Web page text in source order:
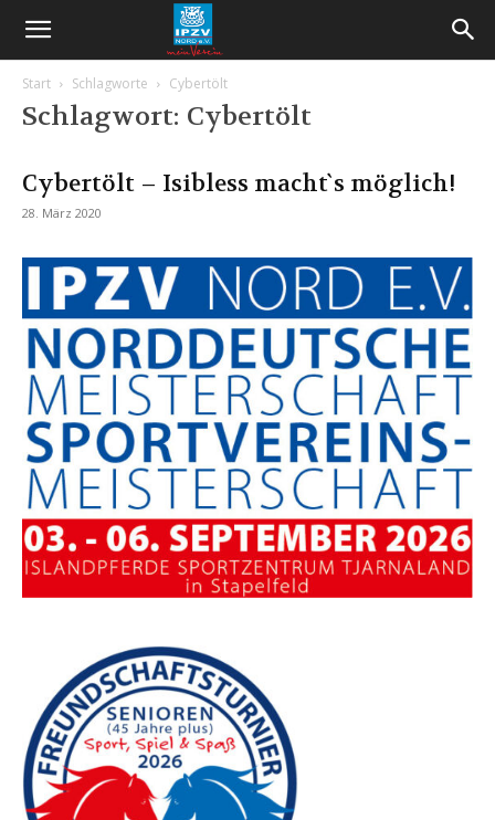
Start Schlagworte Cybertölt
Schlagwort: Cybertölt
Cybertölt – Isibless macht`s möglich!
28. März 2020